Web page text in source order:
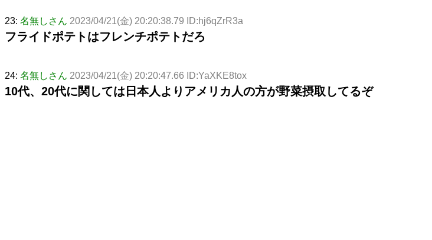
23: 名無しさん 2023/04/21(金) 20:20:38.79 ID:hj6qZrR3a
フライドポテトはフレンチポテトだろ
24: 名無しさん 2023/04/21(金) 20:20:47.66 ID:YaXKE8tox
10代、20代に関しては日本人よりアメリカ人の方が野菜摂取してるぞ